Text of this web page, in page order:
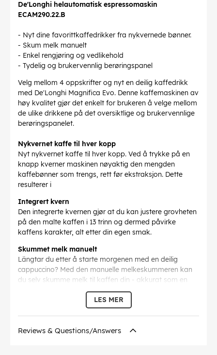
De'Longhi helautomatisk espressomaskin
ECAM290.22.B
- Nyt dine favorittkaffedrikker fra nykvernede bønner.
- Skum melk manuelt
- Enkel rengjøring og vedlikehold
- Tydelig og brukervennlig berøringspanel
Velg mellom 4 oppskrifter og nyt en deilig kaffedrikk
med De'Longhi Magnifica Evo. Denne kaffemaskinen av
høy kvalitet gjør det enkelt for brukeren å velge mellom
de ulike drikkene på det oversiktlige og brukervennlige
berøringspanelet.
Nykvernet kaffe til hver kopp
Nyt nykvernet kaffe til hver kopp. Ved å trykke på en
knapp kverner maskinen nøyaktig den mengden
kaffebønner som trengs, rett før ekstraksjon. Dette
resulterer i
Integrert kvern
Den integrerte kvernen gjør at du kan justere grovheten
på den malte kaffen i 13 trinn og dermed påvirke
kaffens karakter, alt etter din egen smak.
Skummet melk manuelt
Längtar du etter å starte morgenen med en deilig
cappuccino? Med den manuelle melkeskummeren kan
du selv skumme melk til kaffen din - akkurat som en
Finn din favorittdrikk blant 4 forskjellige alternativer
Velg og server favorittdrikkene dine ved å trykke på en
knapp - og nyt det gode sluttresultatet direkte i koppen
LES MER
Reviews & Questions/Answers